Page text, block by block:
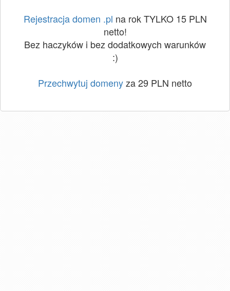
Rejestracja domen .pl na rok TYLKO 15 PLN
netto!
Bez haczyków i bez dodatkowych warunków
:)
Przechwytuj domenyza 29 PLN netto